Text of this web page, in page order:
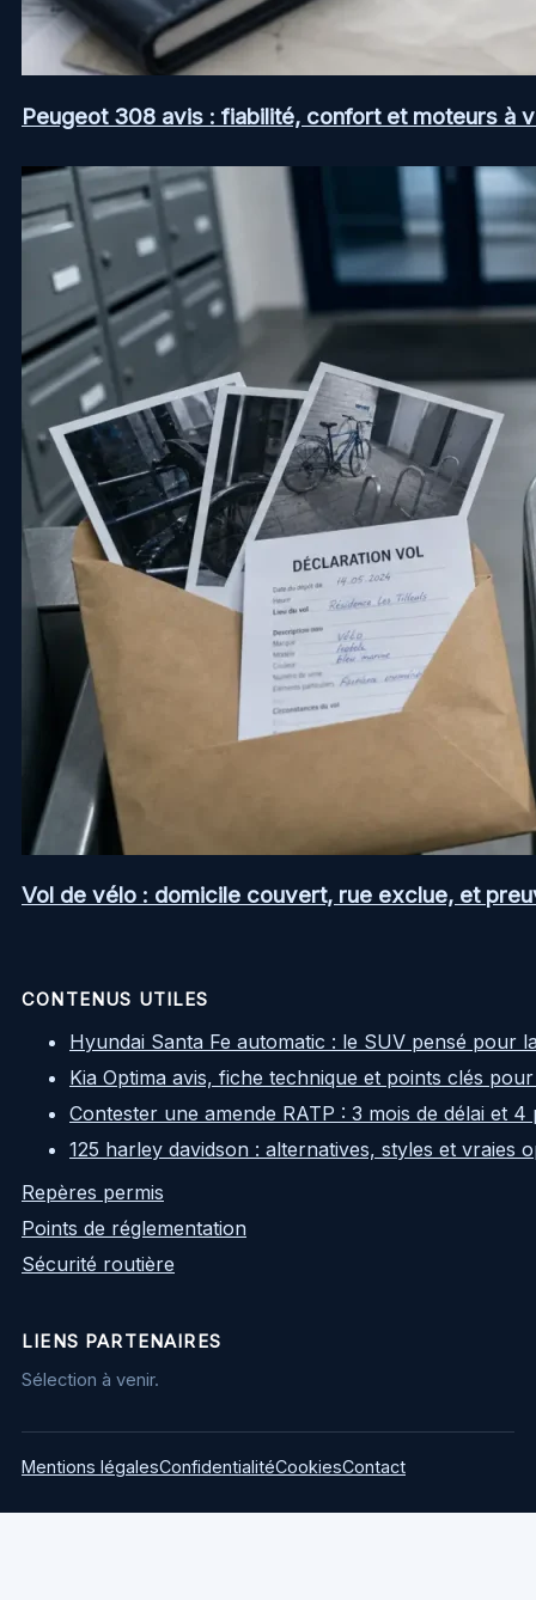
Peugeot 308 avis : fiabilité, confort et moteurs à
Vol de vélo : domicile couvert, rue exclue, et
CONTENUS UTILES
Hyundai Santa Fe automatic : le SUV pensé pour
Kia Optima avis, fiche technique et points clés
Contester une amende RATP : 3 mois de délai et
125 harley davidson : alternatives, styles et vraies
Repères permis
Points de réglementation
Sécurité routière
LIENS PARTENAIRES
Sélection à venir.
Mentions légalesConfidentialitéCookiesContact